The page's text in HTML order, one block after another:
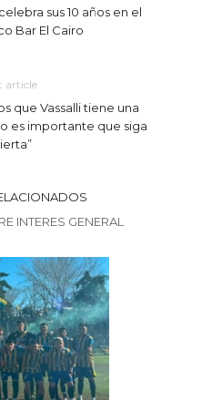
sus 10 años en el
Bar El Cairo
article
que Vassalli tiene una
es importante que siga
INTERES GENERAL